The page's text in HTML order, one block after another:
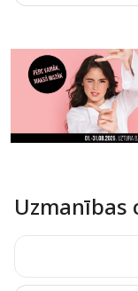
Uzmanības